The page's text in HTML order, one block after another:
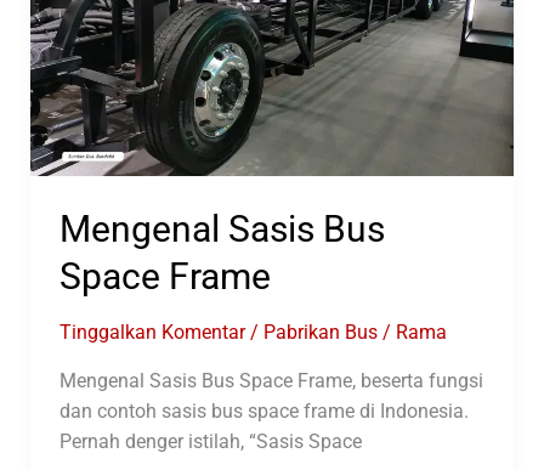
Mengenal Sasis Bus
Space Frame
Tinggalkan Komentar / Pabrikan Bus/ Rama
Mengenal Sasis Bus Space Frame, beserta fungsi
dan contoh sasis bus space frame di Indonesia.
Pernah denger istilah, “Sasis Space